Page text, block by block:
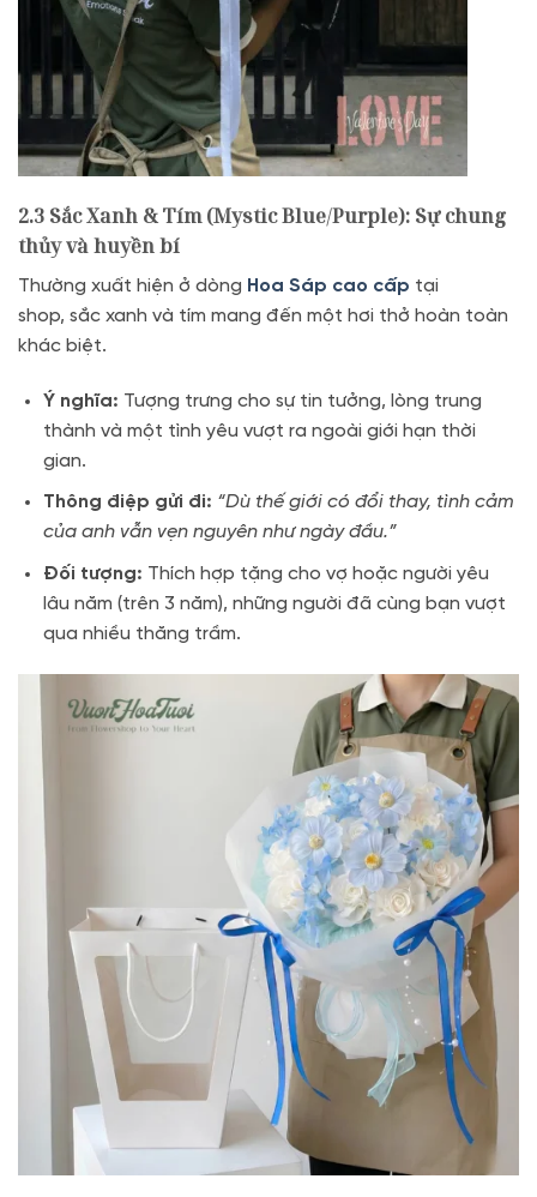
2.3 Sắc Xanh & Tím (Mystic Blue/Purple): Sự chung
thủy và huyền bí
Thường xuất hiện ở dòng Hoa Sáp cao cấp tại
shop, sắc xanh và tím mang đến một hơi thở hoàn toàn
khác biệt.
Ý nghĩa: Tượng trưng cho sự tin tưởng, lòng trung
thành và một tình yêu vượt ra ngoài giới hạn thời
gian.
Thông điệp gửi đi: “Dù thế giới có đổi thay, tình cảm
của anh vẫn vẹn nguyên như ngày đầu.”
Đối tượng: Thích hợp tặng cho vợ hoặc người yêu
lâu năm (trên 3 năm), những người đã cùng bạn vượt
qua nhiều thăng trầm.